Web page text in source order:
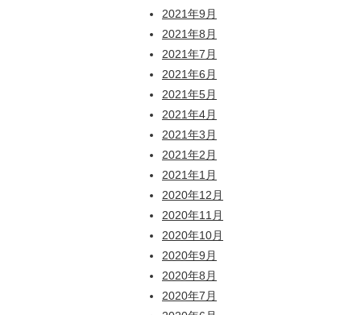
2021年9月
2021年8月
2021年7月
2021年6月
2021年5月
2021年4月
2021年3月
2021年2月
2021年1月
2020年12月
2020年11月
2020年10月
2020年9月
2020年8月
2020年7月